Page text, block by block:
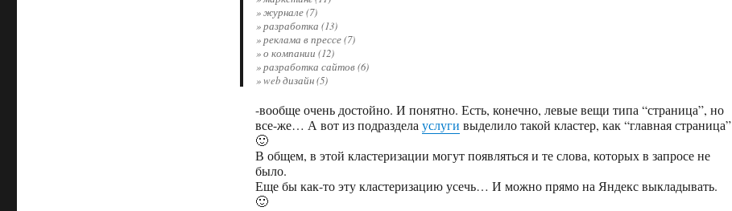
» журнале (7)
» разработка (13)
» реклама в прессе (7)
» о компании (12)
» разработка сайтов (6)
» web дизайн (5)
-вообще очень достойно. И понятно. Есть, конечно, левые вещи типа “страница”, но
все-же… А вот из подраздела услуги выделило такой кластер, как “главная страница”
🙂
В общем, в этой кластеризации могут появляться и те слова, которых в запросе не
было.
Еще бы как-то эту кластеризацию усечь… И можно прямо на Яндекс выкладывать.
🙂